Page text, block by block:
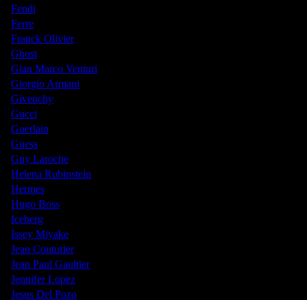
Fendi
Ferre
Franck Olivier
Ghost
Gian Marco Venturi
Giorgio Armani
Givenchy
Gucci
Guerlain
Guess
Guy Laroche
Helena Rubinstein
Hermes
Hugo Boss
Iceberg
Issey Miyake
Jean Couturier
Jean Paul Gaultier
Jennifer Lopez
Jesus Del Pozo